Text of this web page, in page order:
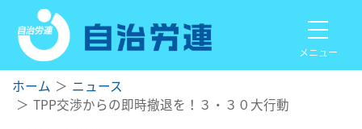
メニュー
ホーム
ニュース
TPP交渉からの即時撤退を！３・３０大行動